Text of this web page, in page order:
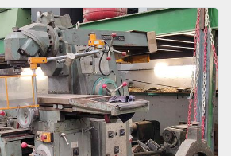
Ordenar por